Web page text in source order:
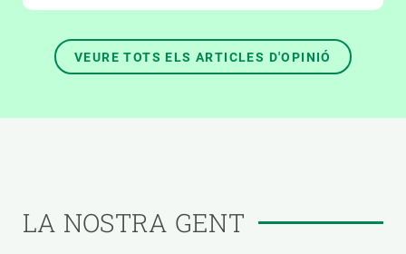
VEURE TOTS ELS ARTICLES D'OPINIÓ
LA NOSTRA GENT